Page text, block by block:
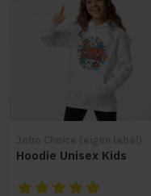
Hoodie Unisex Kids
De beoordeling van dit